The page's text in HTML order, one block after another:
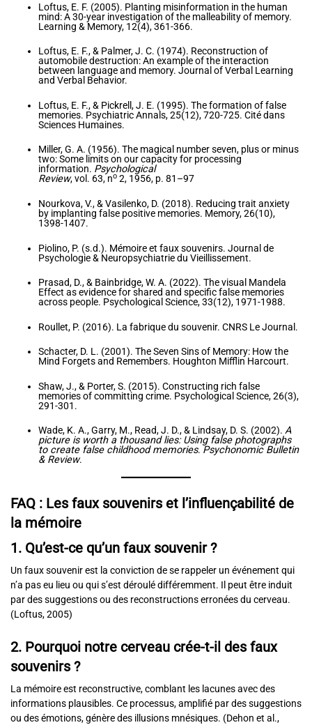
Loftus, E. F. (2005). Planting misinformation in the human
mind: A 30-year investigation of the malleability of memory.
Learning & Memory, 12(4), 361-366.
Loftus, E. F., & Palmer, J. C. (1974). Reconstruction of
automobile destruction: An example of the interaction
between language and memory. Journal of Verbal Learning
and Verbal Behavior.
Loftus, E. F., & Pickrell, J. E. (1995). The formation of false
memories. Psychiatric Annals, 25(12), 720-725. Cité dans
Sciences Humaines.
Miller, G. A. (1956). The magical number seven, plus or minus
two: Some limits on our capacity for processing
information. Psychological
Review, vol. 63, no 2,‎ 1956, p. 81–97
Nourkova, V., & Vasilenko, D. (2018). Reducing trait anxiety
by implanting false positive memories. Memory, 26(10),
1398-1407.
Piolino, P. (s.d.). Mémoire et faux souvenirs. Journal de
Psychologie & Neuropsychiatrie du Vieillissement.
Prasad, D., & Bainbridge, W. A. (2022). The visual Mandela
Effect as evidence for shared and specific false memories
across people. Psychological Science, 33(12), 1971-1988.
Roullet, P. (2016). La fabrique du souvenir. CNRS Le Journal.
Schacter, D. L. (2001). The Seven Sins of Memory: How the
Mind Forgets and Remembers. Houghton Mifflin Harcourt.
Shaw, J., & Porter, S. (2015). Constructing rich false
memories of committing crime. Psychological Science, 26(3),
291-301.
Wade, K. A., Garry, M., Read, J. D., & Lindsay, D. S. (2002). A
picture is worth a thousand lies: Using false photographs
to create false childhood memories. Psychonomic Bulletin
& Review.
FAQ : Les faux souvenirs et l’influençabilité de
la mémoire
1. Qu’est-ce qu’un faux souvenir ?
Un faux souvenir est la conviction de se rappeler un événement qui
n’a pas eu lieu ou qui s’est déroulé différemment. Il peut être induit
par des suggestions ou des reconstructions erronées du cerveau.
(Loftus, 2005)
2. Pourquoi notre cerveau crée-t-il des faux
souvenirs ?
La mémoire est reconstructive, comblant les lacunes avec des
informations plausibles. Ce processus, amplifié par des suggestions
ou des émotions, génère des illusions mnésiques. (Dehon et al.,